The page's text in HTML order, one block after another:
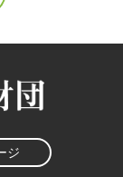
ジ